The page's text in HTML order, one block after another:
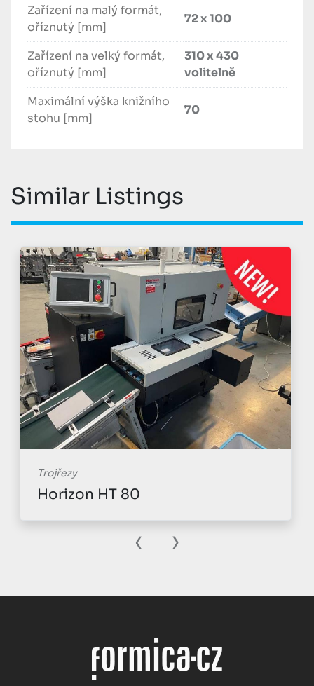
Označení CE a GS / ET
Systémová rozšíření (volitelně):
Zařízení malého formátu
Přípojný trychtýř odsávání odřezků pro
připojení na odsávání třísek
Dopravní pás na odřezky pro transport
odřezaných třísek ze skluzného žlabu
do kontejneru
Zařízení na malý formát,
oříznutý [mm]
72 x 100
Zařízení na velký formát,
oříznutý [mm]
310 x 430
volitelně
Maximální výška knižního
stohu [mm]
70
Similar Listings
Trojřezy
Horizon HT 80
‹ ›